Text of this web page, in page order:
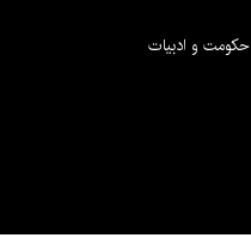
حکومت و ادبیات